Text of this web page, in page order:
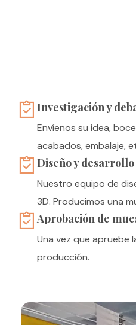
Investigación y
Envíenos su idea,
acabados, embalaje,
Diseño y
Nuestro equipo de
3D. Producimos una
Aprobación de
Una vez que apruebe
producción.